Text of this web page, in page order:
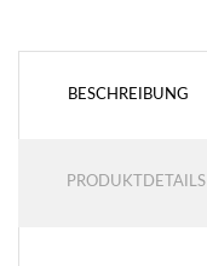
BESCHREIBUNG
PRODUKTDETAILS